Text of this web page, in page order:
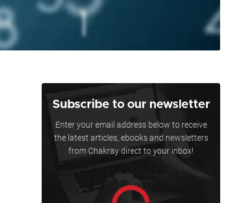
Subscribe to our newsletter
Enter your email address below to receive
the latest articles, ebooks and newsletters
from Chakray direct to your inbox!